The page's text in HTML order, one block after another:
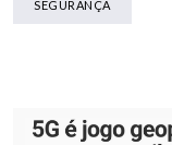
SEGURANÇA